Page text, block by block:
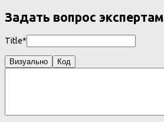
Задать вопрос экспертам
Title*
Визуально Код